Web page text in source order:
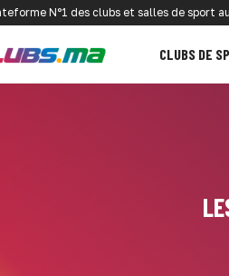
N°1 des clubs et salles de sport
CLUBS DE